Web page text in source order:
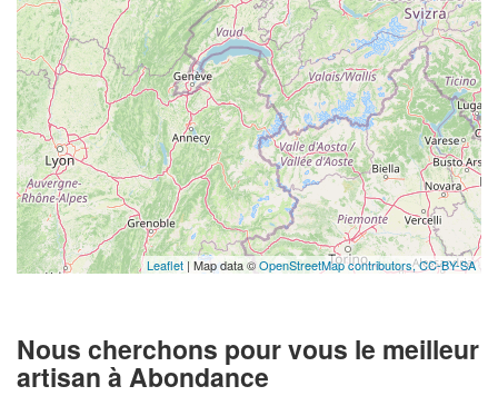
Leaflet | Map data ©OpenStreetMap contributors,CC-BY-SA
Nous cherchons pour vous le meilleur
artisan à Abondance